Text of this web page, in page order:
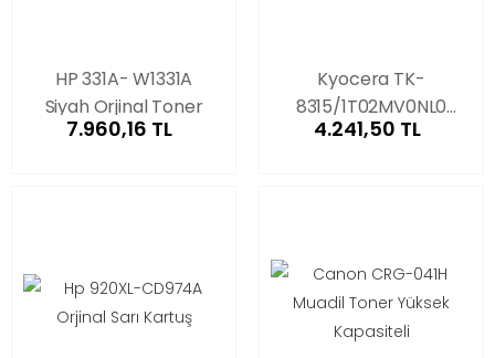
HP 331A- W1331A
Siyah Orjinal Toner
7.960,16 TL
Kyocera TK-
8315/1T02MV0NL0
Siyah Orjinal
4.241,50 TL